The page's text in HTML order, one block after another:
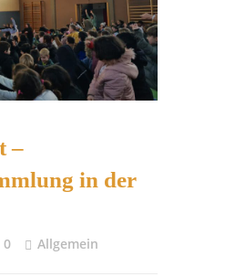
–
in der
0 Allgemein